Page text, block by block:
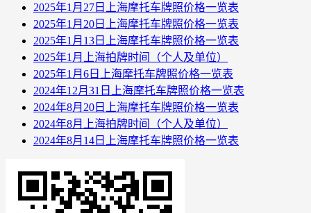
2025年1月27日上海摩托车牌照价格一览表
2025年1月20日上海摩托车牌照价格一览表
2025年1月13日上海摩托车牌照价格一览表
2025年1月上海拍牌时间（个人及单位）
2025年1月6日上海摩托车牌照价格一览表
2024年12月31日上海摩托车牌照价格一览表
2024年8月20日上海摩托车牌照价格一览表
2024年8月上海拍牌时间（个人及单位）
2024年8月14日上海摩托车牌照价格一览表